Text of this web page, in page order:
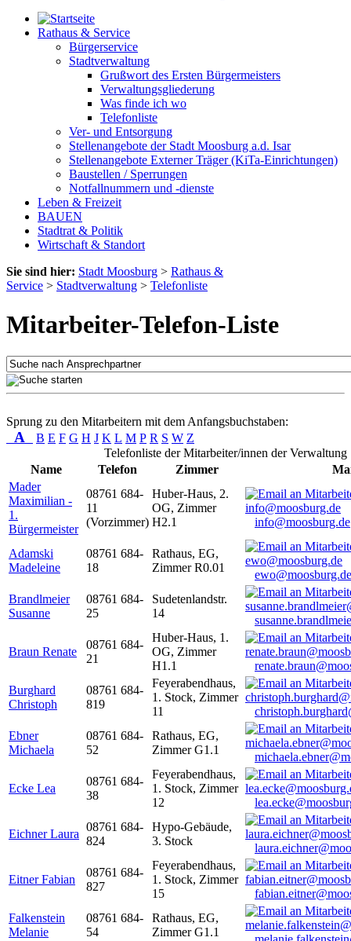
Rathaus & Service
Bürgerservice
Stadtverwaltung
Grußwort des Ersten Bürgermeisters
Verwaltungsgliederung
Was finde ich wo
Telefonliste
Ver- und Entsorgung
Stellenangebote der Stadt Moosburg a.d. Isar
Stellenangebote Externer Träger (KiTa-Einrichtungen)
Baustellen / Sperrungen
Notfallnummern und -dienste
Leben & Freizeit
BAUEN
Stadtrat & Politik
Wirtschaft & Standort
Sie sind hier: Stadt Moosburg > Rathaus &
Service > Stadtverwaltung > Telefonliste
Mitarbeiter-Telefon-Liste
Sprung zu den Mitarbeitern mit dem Anfangsbuchstaben:
A B E F G H J K L M P R S W Z
Telefonliste der Mitarbeiter/innen der Verwaltung
Name
Telefon Zimmer
Mader
Maximilian -
1.
Bürgermeister
08761 684-
11
(Vorzimmer)
Huber-Haus, 2.
OG, Zimmer
H2.1
info@moosburg.de
Adamski
Madeleine
08761 684-
18
Rathaus, EG,
Zimmer R0.01
ewo@moosburg.de
Brandlmeier
Susanne
08761 684-
25
Sudetenlandstr.
14
Braun Renate
08761 684-
21
Huber-Haus, 1.
OG, Zimmer
H1.1
Burghard
Christoph
08761 684-
819
Feyerabendhaus,
1. Stock, Zimmer
11
Ebner
Michaela
08761 684-
52
Rathaus, EG,
Zimmer G1.1
Ecke Lea
08761 684-
38
Feyerabendhaus,
1. Stock, Zimmer
12
Eichner Laura
08761 684-
824
Hypo-Gebäude,
3. Stock
Eitner Fabian
08761 684-
827
Feyerabendhaus,
1. Stock, Zimmer
15
Falkenstein
Melanie
08761 684-
54
Rathaus, EG,
Zimmer G1.1